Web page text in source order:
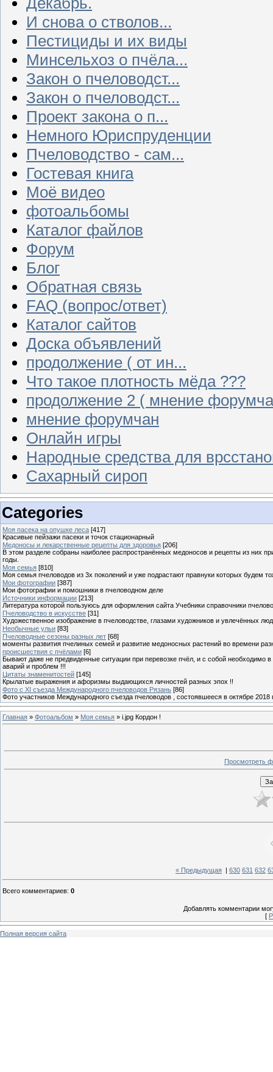
И снова о стволов...
Пестициды и их виды
Минсельхоз о пчёла...
Закон о пчеловодст...
Закон о пчеловодст...
Проект закона о п...
Немного Юриспруденции
Пчеловодство - сам...
Гостевая книга
Моё видео
фотоальбомы
Каталог файлов
Форум
Блог
Обратная связь
FAQ (вопрос/ответ)
Каталог сайтов
Доска объявлений
продолжение ( от ин...
Что такое плотность мёда ???
продолжение 2 ( мнение
мнение форумчан
Онлайн игры
Народные средства для
Сахарный сироп
Categories
Моя пасека на опушке леса [417]
Красивые пейзажи пасеки и точок стационарный
Медоносы и лекарственные рецепты для здоровья [206]
В этом разделе собраны наиболее распространённых медоносов и рецепты из них
годы.
Моя семья [810]
Моя семья пчеловодов из 3х поколений и уже подрастают правнуки которых будем
Мои фотографии [387]
Мои фотографии и помошники в пчеловодном деле
Источники информации [213]
Литература которой пользуюсь для оформления сайта Учебники справочники
Пчеловодство в искусстве [31]
Художественное изображение в пчеловодстве, глазами художников и увлечённых
Необычные ульи [83]
Пчеловодные сезоны разных лет [68]
моменты развития пчелиных семей и развитие медоносных растений во времени
происшествия с пчёлами [6]
Бывают даже не предвиденные ситуации при перевозке пчёл, и с собой необходимо
аварий и проблем !!!
Цитаты знаменитостей [145]
Крылатые выражения и афоризмы выдающихся личностей разных эпох !!
Фото с XI съезда Международного пчеловодов Рязань [86]
Фото участников Международного съезда пчеловодов , состоявшееся в октябре 2018
Главная » Фотоальбом » Моя семья » i.jpg Кордон !
Просмотреть
« Предыдущая 630 631 632
Всего комментариев: 0
Добавлять комментарии
[
Полная версия сайта